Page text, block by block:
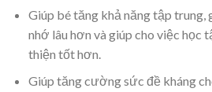
Giúp bé tăng khả năng tập trung,
nhớ lâu hơn và giúp cho việc học
thiện tốt hơn.
Giúp tăng cường sức đề kháng